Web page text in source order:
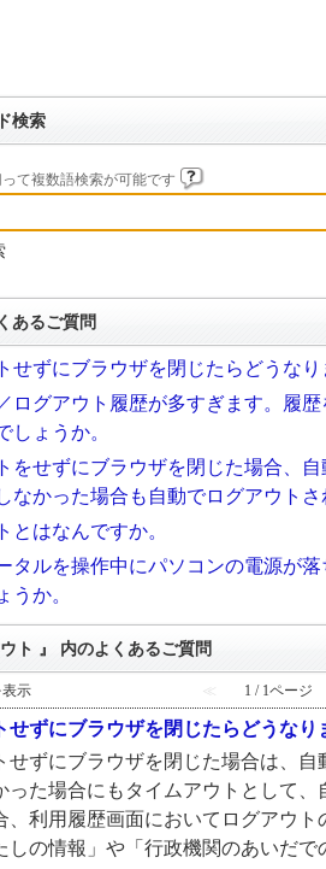
検索
て複数語検索が可能です
あるご質問
せずにブラウザを閉じたらどうなり
ログアウト履歴が多すぎます。履
しょうか。
をせずにブラウザを閉じた場合、
なかった場合も自動でログアウトさ
とはなんですか。
タルを操作中にパソコンの電源が
うか。
ウト 』 内のよくあるご質問
表示 ≪ 1 / 1ページ
せずにブラウザを閉じたらどうなり
せずにブラウザを閉じた場合は、
った場合にもタイムアウトとして
、利用履歴画面においてログアウ
しの情報」や「行政機関のあいだで